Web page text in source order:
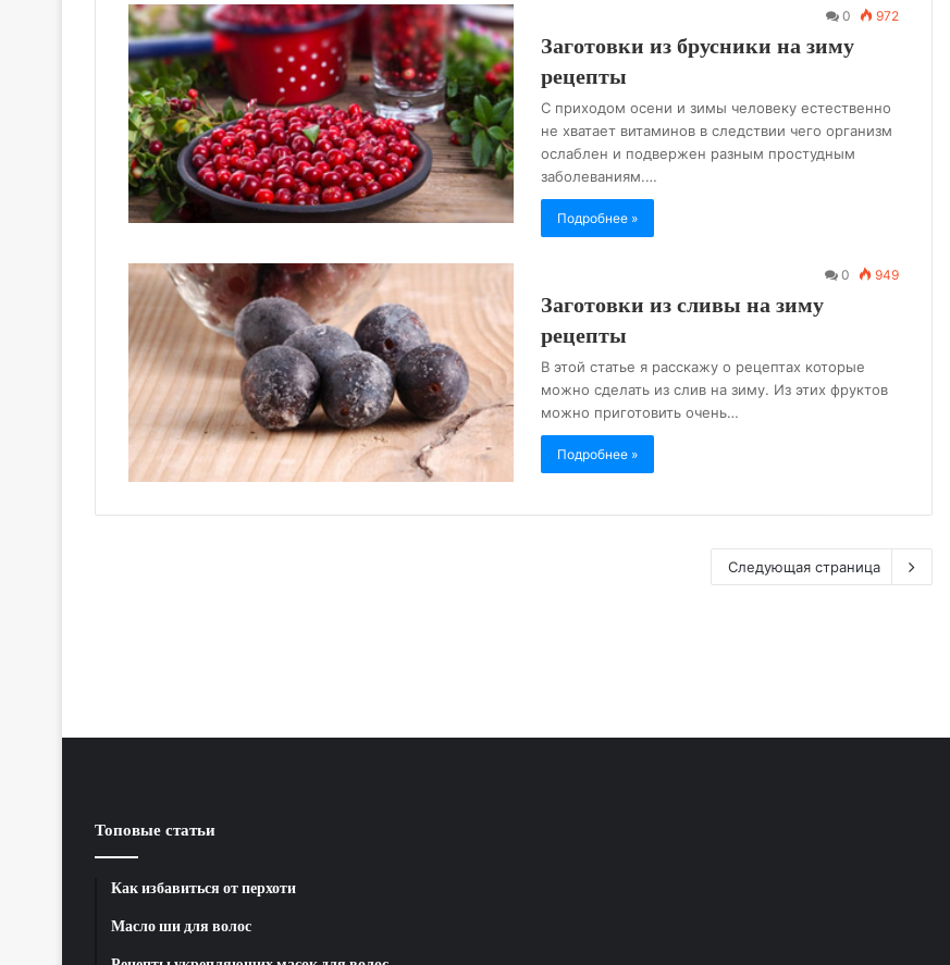
0 972
Заготовки из брусники на зиму
рецепты
С приходом осени и зимы человеку естественно
не хватает витаминов в следствии чего организм
ослаблен и подвержен разным простудным
заболеваниям.…
Подробнее »
0 949
Заготовки из сливы на зиму
рецепты
В этой статье я расскажу о рецептах которые
можно сделать из слив на зиму. Из этих фруктов
можно приготовить очень…
Подробнее »
Следующая страница
Топовые статьи
Как избавиться от перхоти
Масло ши для волос